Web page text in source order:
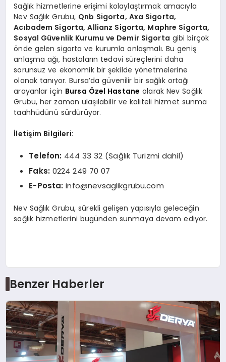
Sağlık hizmetlerine erişimi kolaylaştırmak amacıyla
Nev Sağlık Grubu, Qnb Sigorta, Axa Sigorta,
Acıbadem Sigorta, Allianz Sigorta, Maphre Sigorta,
Sosyal Güvenlik Kurumu ve Demir Sigorta gibi birçok
önde gelen sigorta ve kurumla anlaşmalı. Bu geniş
anlaşma ağı, hastaların tedavi süreçlerini daha
sorunsuz ve ekonomik bir şekilde yönetmelerine
olanak tanıyor. Bursa’da güvenilir bir sağlık ortağı
arayanlar için Bursa Özel Hastane olarak Nev Sağlık
Grubu, her zaman ulaşılabilir ve kaliteli hizmet sunma
taahhüdünü sürdürüyor.
İletişim Bilgileri:
Telefon: 444 33 32 (Sağlık Turizmi dahil)
Faks: 0224 249 70 07
E-Posta: info@nevsaglikgrubu.com
Nev Sağlık Grubu, sürekli gelişen yapısıyla geleceğin
sağlık hizmetlerini bugünden sunmaya devam ediyor.
Benzer Haberler